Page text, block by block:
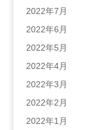
2022年7月
2022年6月
2022年5月
2022年4月
2022年3月
2022年2月
2022年1月